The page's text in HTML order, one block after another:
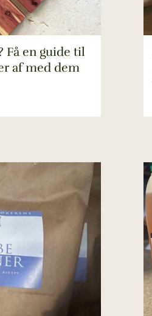
Få en guide til
af med dem